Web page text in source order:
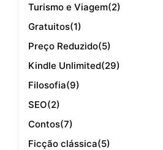
Turismo e Viagem(2)
Gratuitos(1)
Preço Reduzido(5)
Kindle Unlimited(29)
Filosofia(9)
SEO(2)
Contos(7)
Ficção clássica(5)